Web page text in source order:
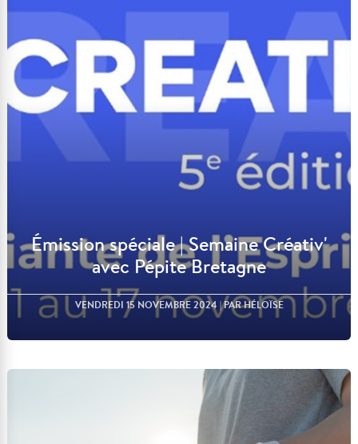
Lire l'article
Émission spéciale | Semaine Créativ'
avec Pépite Bretagne
VENDREDI 15 NOVEMBRE 2024 | PAR HÉLOÏSE